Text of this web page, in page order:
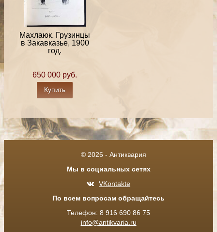
Махлаюк. Грузинцы
в Закавказье, 1900
год.
650 000 руб.
Купить
© 2026 - Антиквария
Мы в социальных сетях
VKontakte
По всем вопросам обращайтесь
Телефон: 8 916 690 86 75
info@antikvaria.ru